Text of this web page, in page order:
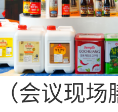
（会议现